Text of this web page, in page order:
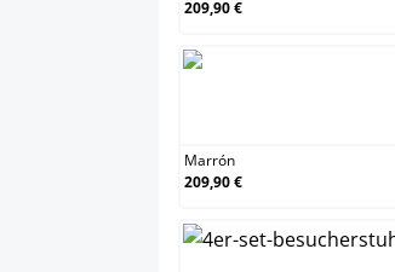
209,90 €
Marrón
209,90 €